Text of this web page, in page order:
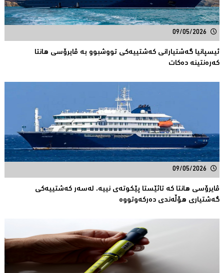
09/05/2026
ئیسپانیا گەشتیارانی كەشتییەكی تووشبوو بە ڤایرۆسی هانتا
كەرەنتینە دەكات
09/05/2026
ڤایرۆسی هانتا کە تائێستا پێكوتەی نییە، لەسەر كەشتییەكی
گەشتیارى هۆڵەندی دەرکەوتووە